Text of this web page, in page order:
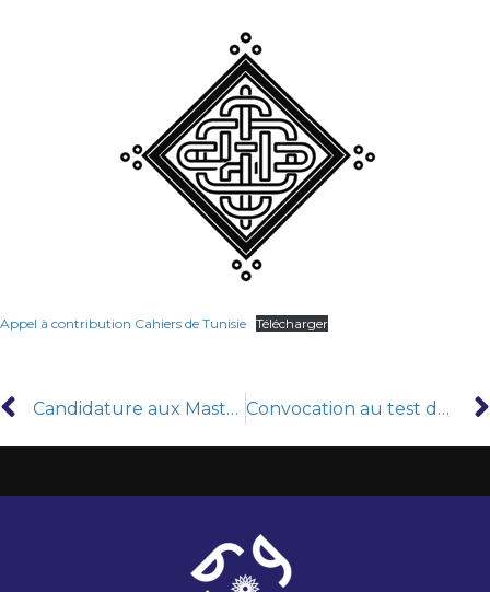
Appel à contribution Cahiers de Tunisie Télécharger
Candidature aux Masters 2025-2026 Convocation au test de positionnement en français